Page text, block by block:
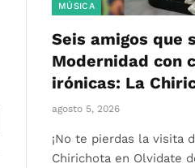
MÚSICA
Seis amigos que
Modernidad con
irónicas: La
agosto 5, 2026
¡No te pierdas la visita
Chirichota en Olvidate